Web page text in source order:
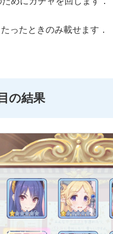
ったときのみ載せます．
の結果